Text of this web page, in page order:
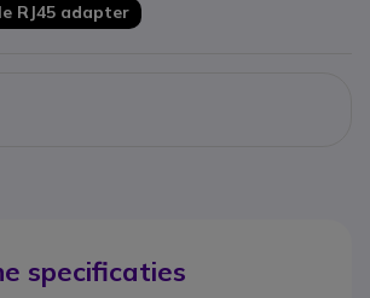
RJ45 adapter
specificaties